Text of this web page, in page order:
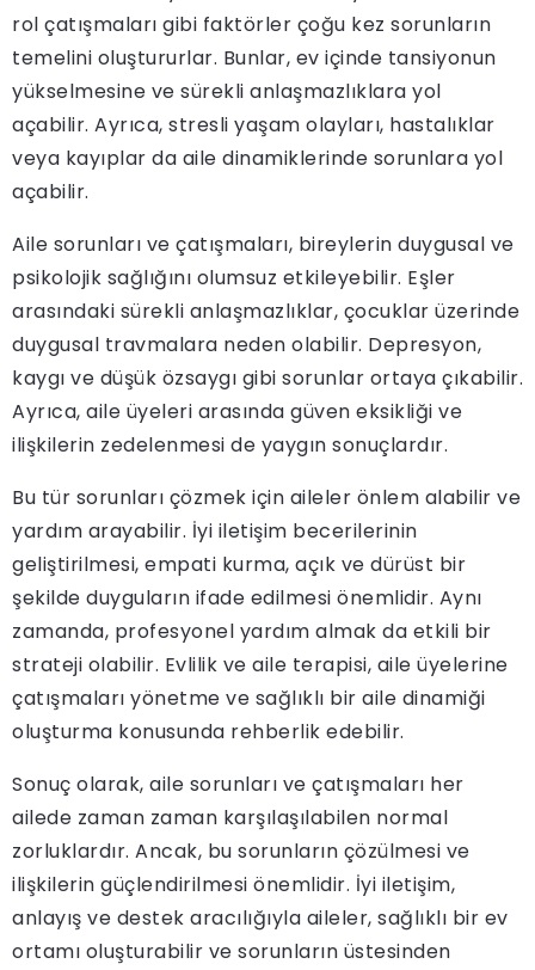
rol çatışmaları gibi faktörler çoğu kez sorunların
temelini oluştururlar. Bunlar, ev içinde tansiyonun
yükselmesine ve sürekli anlaşmazlıklara yol
açabilir. Ayrıca, stresli yaşam olayları, hastalıklar
veya kayıplar da aile dinamiklerinde sorunlara yol
açabilir.
Aile sorunları ve çatışmaları, bireylerin duygusal ve
psikolojik sağlığını olumsuz etkileyebilir. Eşler
arasındaki sürekli anlaşmazlıklar, çocuklar üzerinde
duygusal travmalara neden olabilir. Depresyon,
kaygı ve düşük özsaygı gibi sorunlar ortaya çıkabilir.
Ayrıca, aile üyeleri arasında güven eksikliği ve
ilişkilerin zedelenmesi de yaygın sonuçlardır.
Bu tür sorunları çözmek için aileler önlem alabilir ve
yardım arayabilir. İyi iletişim becerilerinin
geliştirilmesi, empati kurma, açık ve dürüst bir
şekilde duyguların ifade edilmesi önemlidir. Aynı
zamanda, profesyonel yardım almak da etkili bir
strateji olabilir. Evlilik ve aile terapisi, aile üyelerine
çatışmaları yönetme ve sağlıklı bir aile dinamiği
oluşturma konusunda rehberlik edebilir.
Sonuç olarak, aile sorunları ve çatışmaları her
ailede zaman zaman karşılaşılabilen normal
zorluklardır. Ancak, bu sorunların çözülmesi ve
ilişkilerin güçlendirilmesi önemlidir. İyi iletişim,
anlayış ve destek aracılığıyla aileler, sağlıklı bir ev
ortamı oluşturabilir ve sorunların üstesinden